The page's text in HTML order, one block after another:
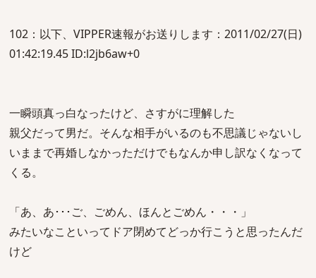
102：以下、VIPPER速報がお送りします：2011/02/27(日)
01:42:19.45 ID:l2jb6aw+0
一瞬頭真っ白なったけど、さすがに理解した
親父だって男だ。そんな相手がいるのも不思議じゃないし
いままで再婚しなかっただけでもなんか申し訳なくなって
くる。
「あ、あ･･･ご、ごめん、ほんとごめん・・・」
みたいなこといってドア閉めてどっか行こうと思ったんだ
けど